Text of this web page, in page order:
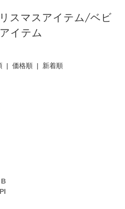
スマスアイテム/ベビ
イテム
| 価格順 | 新着順
B